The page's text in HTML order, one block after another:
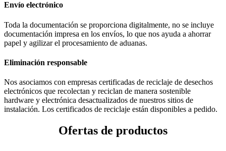
Envío electrónico
Toda la documentación se proporciona digitalmente, no se incluye
documentación impresa en los envíos, lo que nos ayuda a ahorrar
papel y agilizar el procesamiento de aduanas.
Eliminación responsable
Nos asociamos con empresas certificadas de reciclaje de desechos
electrónicos que recolectan y reciclan de manera sostenible
hardware y electrónica desactualizados de nuestros sitios de
instalación. Los certificados de reciclaje están disponibles a pedido.
Ofertas de productos